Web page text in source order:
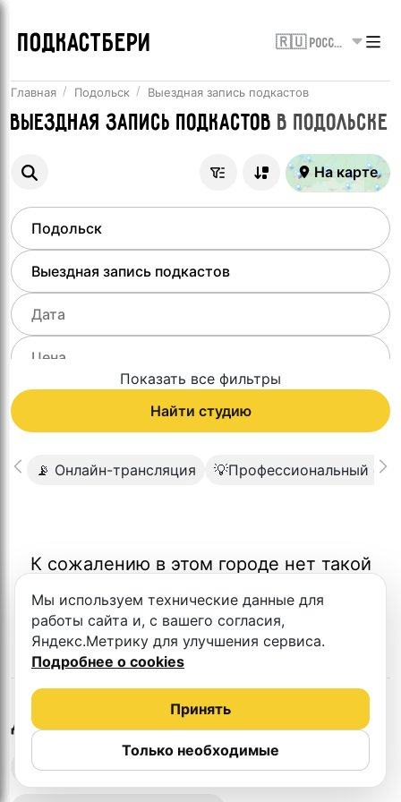
ПОДКАСТБЕРИ 🇷🇺 Россия
Главная Подольск Выездная запись подкастов
Выездная запись подкастов в Подольске
На карте
Показать все фильтры
Найти студию
📡 Онлайн-трансляция 💡Профессиональный
К сожалению в этом городе нет такой
Другие студии в Подольске
Выездная запись подкастов
Мы используем технические данные для
работы сайта и, с вашего согласия,
Яндекс.Метрику для улучшения сервиса.
Подробнее о cookies
Только необходимые
Принять